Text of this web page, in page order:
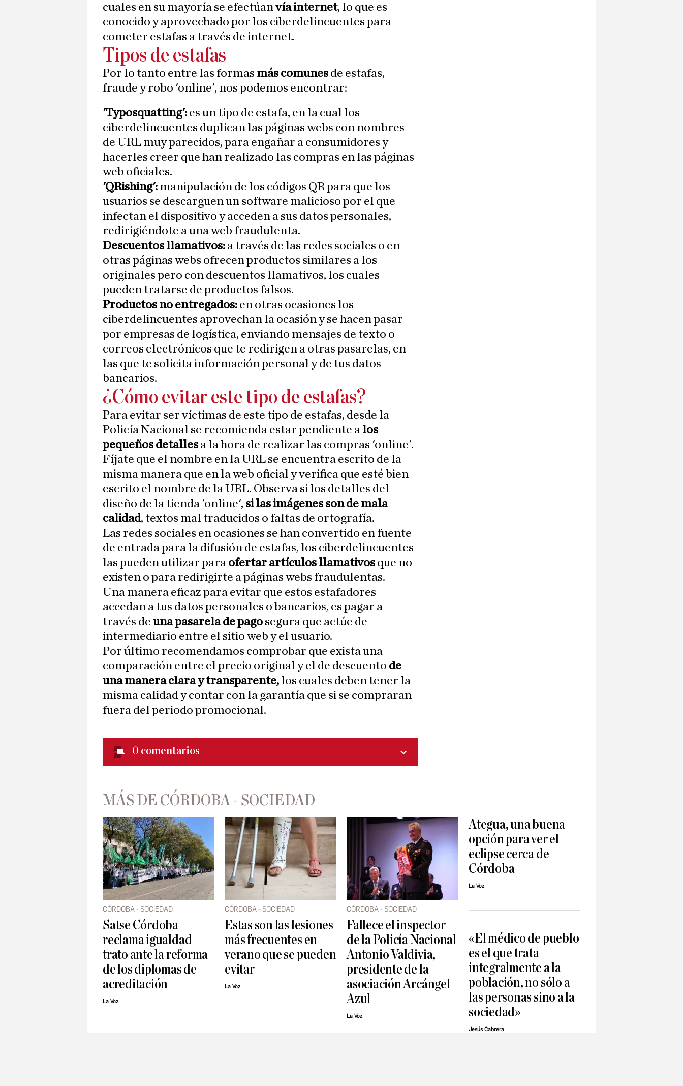
cuales en su mayoría se efectúanvía internet, lo que es
conocido y aprovechado por los ciberdelincuentes para
cometer estafas a través de internet.
Tipos de estafas
Por lo tanto entre las formas más comunes de estafas,
fraude y robo 'online', nos podemos encontrar:
'Typosquatting': es un tipo de estafa, en la cual los
ciberdelincuentes duplican las páginas webs con nombres
de URL muy parecidos, para engañar a consumidores y
hacerles creer que han realizado las compras en las páginas
web oficiales.
'QRishing': manipulación de los códigos QR para que los
usuarios se descarguen un software malicioso por el que
infectan el dispositivo y acceden a sus datos personales,
redirigiéndote a una web fraudulenta.
Descuentos llamativos: a través de las redes sociales o en
otras páginas webs ofrecen productos similares a los
originales pero con descuentos llamativos, los cuales
pueden tratarse de productos falsos.
Productos no entregados: en otras ocasiones los
ciberdelincuentes aprovechan la ocasión y se hacen pasar
por empresas de logística, enviando mensajes de texto o
correos electrónicos que te redirigen a otras pasarelas, en
las que te solicita información personal y de tus datos
bancarios.
¿Cómo evitar este tipo de estafas?
Para evitar ser víctimas de este tipo de estafas, desde la
Policía Nacional se recomienda estar pendiente a los
pequeños detalles a la hora de realizar las compras 'online'.
Fíjate que el nombre en la URL se encuentra escrito de la
misma manera que en la web oficial y verifica que esté bien
escrito el nombre de la URL. Observa si los detalles del
diseño de la tienda 'online', si las imágenes son de mala
calidad, textos mal traducidos o faltas de ortografía.
Las redes sociales en ocasiones se han convertido en fuente
de entrada para la difusión de estafas, los ciberdelincuentes
las pueden utilizar para ofertar artículos llamativos que no
existen o para redirigirte a páginas webs fraudulentas.
Una manera eficaz para evitar que estos estafadores
accedan a tus datos personales o bancarios, es pagar a
través de una pasarela de pago segura que actúe de
intermediario entre el sitio web y el usuario.
Por último recomendamos comprobar que exista una
comparación entre el precio original y el de descuento de
una manera clara y transparente, los cuales deben tener la
misma calidad y contar con la garantía que si se compraran
fuera del periodo promocional.
0 comentarios
MÁS DE CÓRDOBA - SOCIEDAD
CÓRDOBA - SOCIEDAD
Satse Córdoba
reclama igualdad
trato ante la reforma
de los diplomas de
acreditación
La Voz
CÓRDOBA - SOCIEDAD
Estas son las lesiones
más frecuentes en
verano que se pueden
evitar
La Voz
CÓRDOBA - SOCIEDAD
Fallece el inspector
de la Policía Nacional
Antonio Valdivia,
presidente de la
asociación Arcángel
Azul
La Voz
Ategua, una buena
opción para ver el
eclipse cerca de
Córdoba
La Voz
«El médico de pueblo
es el que trata
integralmente a la
población, no sólo a
las personas sino a la
sociedad»
Jesús Cabrera